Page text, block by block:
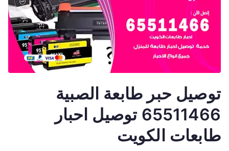
توصيل حبر طابعة الصبية
65511466 توصيل احبار
طابعات الكويت